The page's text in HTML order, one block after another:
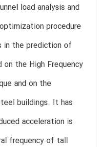
load analysis and
procedure
in the prediction of
on the High Frequency
and on the
buildings. It has
acceleration is
frequency of tall